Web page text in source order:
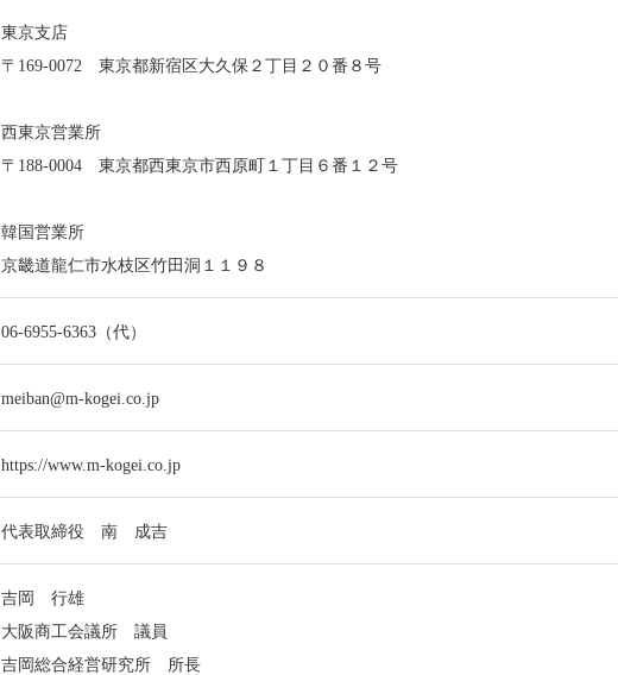
東京支店
〒169-0072 東京都新宿区大久保２丁目２０番８号
西東京営業所
〒188-0004 東京都西東京市西原町１丁目６番１２号
韓国営業所
京畿道龍仁市水枝区竹田洞１１９８
06-6955-6363（代）
meiban@m-kogei.co.jp
https://www.m-kogei.co.jp
代表取締役 南 成吉
吉岡 行雄
大阪商工会議所 議員
吉岡総合経営研究所 所長